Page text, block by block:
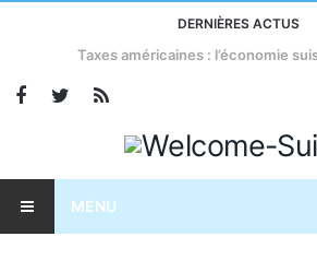
DERNIÈRES ACTUS
Taxes américaines : l’économie
MENU